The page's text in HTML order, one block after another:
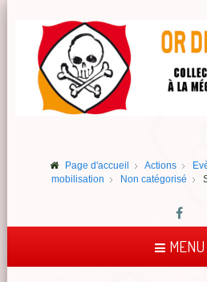
Page d'accueil Actions
mobilisation
Non catégorisé
MENU